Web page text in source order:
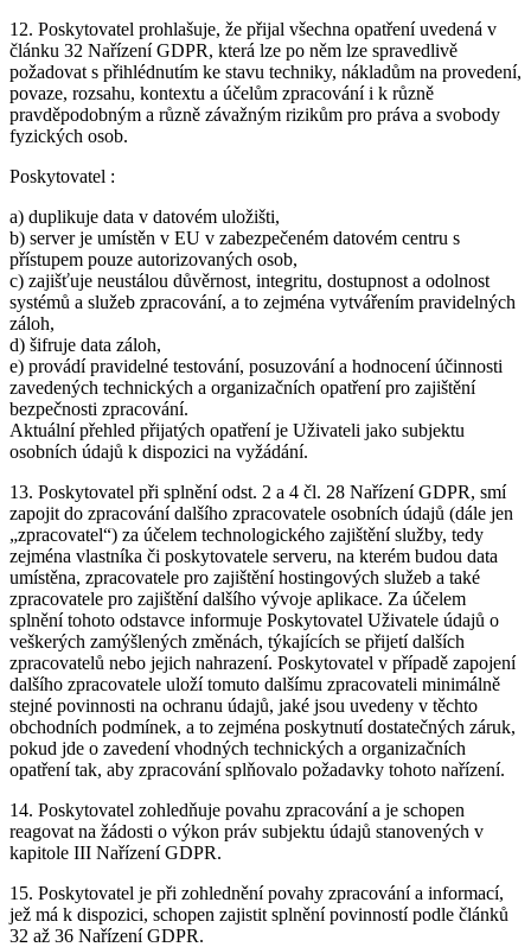
12. Poskytovatel prohlašuje, že přijal všechna opatření uvedená v
článku 32 Nařízení GDPR, která lze po něm lze spravedlivě
požadovat s přihlédnutím ke stavu techniky, nákladům na provedení,
povaze, rozsahu, kontextu a účelům zpracování i k různě
pravděpodobným a různě závažným rizikům pro práva a svobody
fyzických osob.
Poskytovatel :
a) duplikuje data v datovém uložišti,
b) server je umístěn v EU v zabezpečeném datovém centru s
přístupem pouze autorizovaných osob,
c) zajišťuje neustálou důvěrnost, integritu, dostupnost a odolnost
systémů a služeb zpracování, a to zejména vytvářením pravidelných
záloh,
d) šifruje data záloh,
e) provádí pravidelné testování, posuzování a hodnocení účinnosti
zavedených technických a organizačních opatření pro zajištění
bezpečnosti zpracování.
Aktuální přehled přijatých opatření je Uživateli jako subjektu
osobních údajů k dispozici na vyžádání.
13. Poskytovatel při splnění odst. 2 a 4 čl. 28 Nařízení GDPR, smí
zapojit do zpracování dalšího zpracovatele osobních údajů (dále jen
„zpracovatel“) za účelem technologického zajištění služby, tedy
zejména vlastníka či poskytovatele serveru, na kterém budou data
umístěna, zpracovatele pro zajištění hostingových služeb a také
zpracovatele pro zajištění dalšího vývoje aplikace. Za účelem
splnění tohoto odstavce informuje Poskytovatel Uživatele údajů o
veškerých zamýšlených změnách, týkajících se přijetí dalších
zpracovatelů nebo jejich nahrazení. Poskytovatel v případě zapojení
dalšího zpracovatele uloží tomuto dalšímu zpracovateli minimálně
stejné povinnosti na ochranu údajů, jaké jsou uvedeny v těchto
obchodních podmínek, a to zejména poskytnutí dostatečných záruk,
pokud jde o zavedení vhodných technických a organizačních
opatření tak, aby zpracování splňovalo požadavky tohoto nařízení.
14. Poskytovatel zohledňuje povahu zpracování a je schopen
reagovat na žádosti o výkon práv subjektu údajů stanovených v
kapitole III Nařízení GDPR.
15. Poskytovatel je při zohlednění povahy zpracování a informací,
jež má k dispozici, schopen zajistit splnění povinností podle článků
32 až 36 Nařízení GDPR.